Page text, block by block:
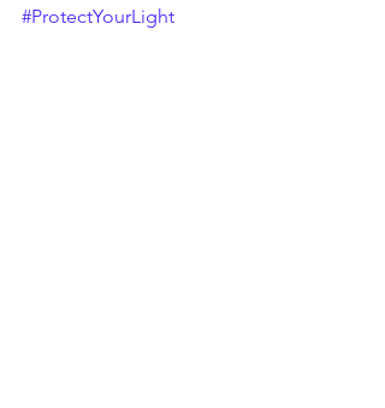
#ProtectYourLight